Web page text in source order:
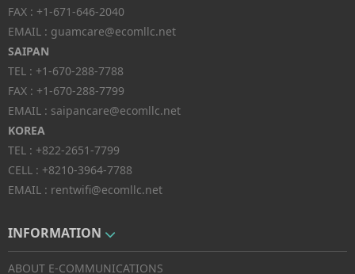
FAX : +1-671-646-2040
EMAIL : guamcare@ecomllc.net
SAIPAN
TEL : +1-670-288-7788
FAX : +1-670-288-7799
EMAIL : saipancare@ecomllc.net
KOREA
TEL : +822-2651-7799
CELL : +8210-3964-7788
EMAIL : rentwifi@ecomllc.net
INFORMATION
ABOUT E-COMMUNICATIONS